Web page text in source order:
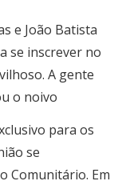
e João Batista
se inscrever no
A gente
o noivo
para os
se
Comunitário. Em